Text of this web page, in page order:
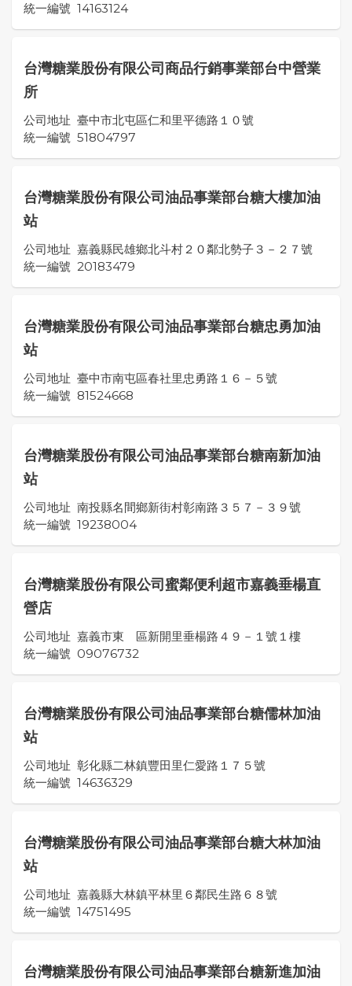
統一編號 14163124
台灣糖業股份有限公司商品行銷事業部台中營業
所
公司地址 臺中市北屯區仁和里平德路１０號
統一編號 51804797
台灣糖業股份有限公司油品事業部台糖大樓加油
站
公司地址 嘉義縣民雄鄉北斗村２０鄰北勢子３－２７號
統一編號 20183479
台灣糖業股份有限公司油品事業部台糖忠勇加油
站
公司地址 臺中市南屯區春社里忠勇路１６－５號
統一編號 81524668
台灣糖業股份有限公司油品事業部台糖南新加油
站
公司地址 南投縣名間鄉新街村彰南路３５７－３９號
統一編號 19238004
台灣糖業股份有限公司蜜鄰便利超市嘉義垂楊直
營店
公司地址 嘉義市東 區新開里垂楊路４９－１號１樓
統一編號 09076732
台灣糖業股份有限公司油品事業部台糖儒林加油
站
公司地址 彰化縣二林鎮豐田里仁愛路１７５號
統一編號 14636329
台灣糖業股份有限公司油品事業部台糖大林加油
站
公司地址 嘉義縣大林鎮平林里６鄰民生路６８號
統一編號 14751495
台灣糖業股份有限公司油品事業部台糖新進加油